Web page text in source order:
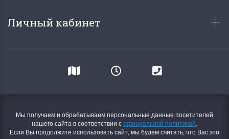
Личный кабинет
Мы получаем и обрабатываем персональные данные посетителей
нашего сайта в соответствии софициальной политикой.
Если Вы продолжите использовать сайт, мы будем считать, что Вас это